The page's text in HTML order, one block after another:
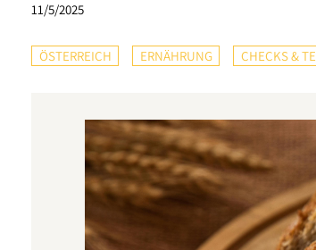
11/5/2025
ÖSTERREICH ERNÄHRUNG CHECKS &